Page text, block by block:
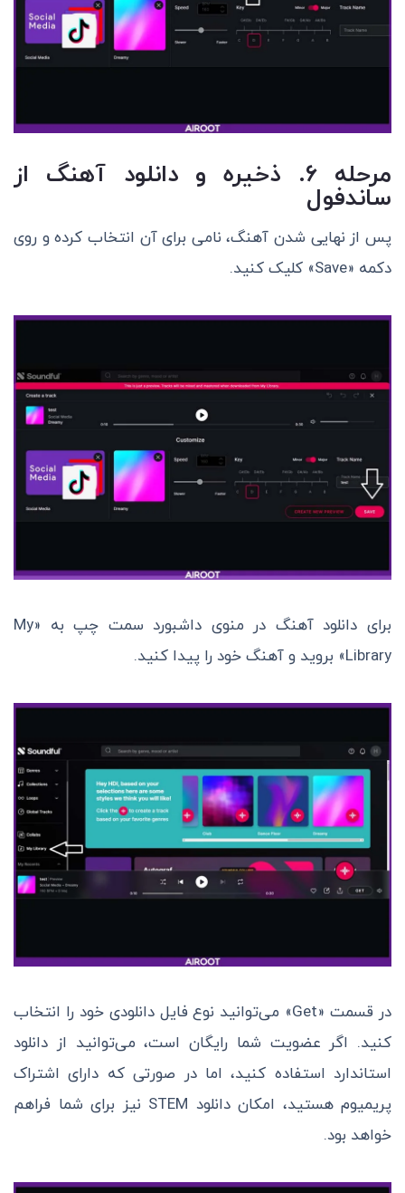
مرحله ۶. ذخیره و دانلود آهنگ از
ساندفول
پس از نهایی شدن آهنگ، نامی برای آن انتخاب کرده و روی
دکمه «Save» کلیک کنید.
برای دانلود آهنگ در منوی داشبورد سمت چپ به «My
Library» بروید و آهنگ خود را پیدا کنید.
در قسمت «Get» می‌توانید نوع فایل دانلودی خود را انتخاب
کنید. اگر عضویت شما رایگان است، می‌توانید از دانلود
استاندارد استفاده کنید، اما در صورتی که دارای اشتراک
پریمیوم هستید، امکان دانلود STEM نیز برای شما فراهم
خواهد بود.